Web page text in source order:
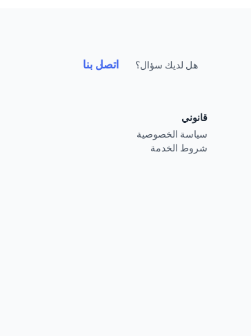
هل لديك سؤال؟ اتصل بنا
قانوني
سياسة الخصوصية
شروط الخدمة